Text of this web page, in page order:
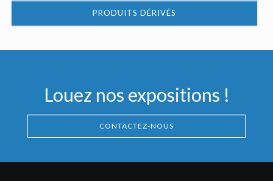
PRODUITS DÉRIVÉS
Louez nos expositions !
CONTACTEZ-NOUS